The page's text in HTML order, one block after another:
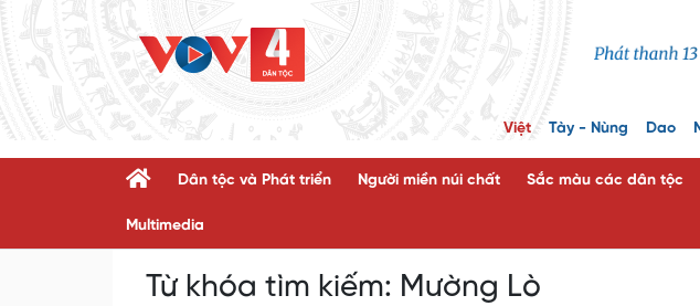
Việt Tày - Nùng Dao
Dân tộc và Phát triển Người miền núi chất Sắc màu các dân tộc
Multimedia
Từ khóa tìm kiếm: Mường Lò